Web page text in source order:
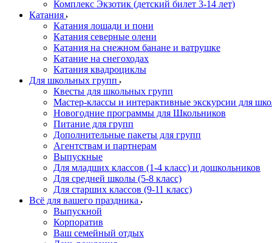
Комплекс Экзотик (детский билет 3-14 лет)
Катания
Катания лошади и пони
Катания северные олени
Катания на снежном банане и ватрушке
Катание на снегоходах
Катания квадроциклы
Для школьных групп
Квесты для школьных групп
Мастер-классы и интерактивные экскурсии для
Новогодние программы для Школьников
Питание для групп
Дополнительные пакеты для групп
Агентствам и партнерам
Выпускные
Для младших классов (1-4 класс) и дошкольников
Для средней школы (5-8 класс)
Для старших классов (9-11 класс)
Всё для вашего праздника
Выпускной
Корпоратив
Ваш семейный отдых